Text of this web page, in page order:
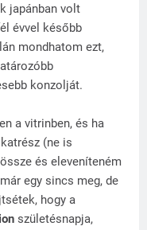
japánban volt
évvel később
mondhatom ezt,
konzolját.
a vitrinben, és ha
(ne is
és eleveníteném
egy sincs meg, de
hogy a
születésnapja,